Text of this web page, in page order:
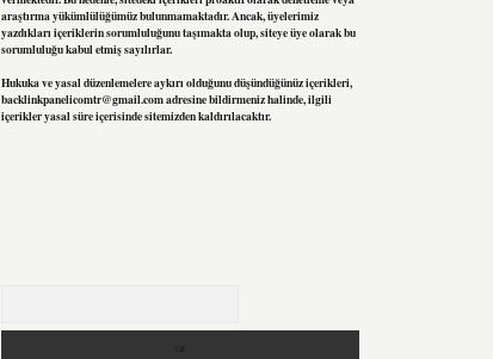
araştırma yükümlülüğümüz bulunmamaktadır. Ancak, üyelerimiz
yazdıkları içeriklerin sorumluluğunu taşımakta olup, siteye üye olarak bu
sorumluluğu kabul etmiş sayılırlar.
Hukuka ve yasal düzenlemelere aykırı olduğunu düşündüğünüz içerikleri,
backlinkpanelicomtr@gmail.comadresine bildirmeniz halinde, ilgili
içerikler yasal süre içerisinde sitemizden kaldırılacaktır.